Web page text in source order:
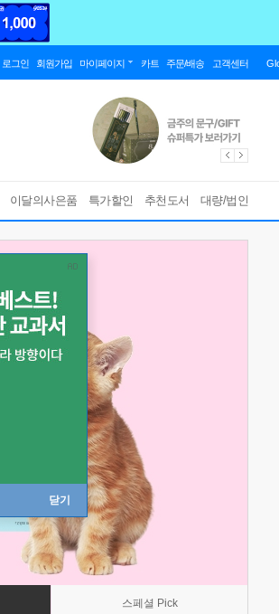
로그인 회원가입 마이페이지 카트 주문/배송 고객센터
이달의사은품 특가할인 추천도서 대량/법인
닫기
스페셜 Pick